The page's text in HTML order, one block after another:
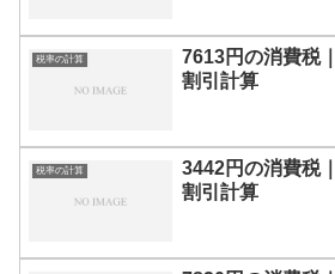
税率の計算
7613円の消費税
割引計算
税率の計算
3442円の消費税
割引計算